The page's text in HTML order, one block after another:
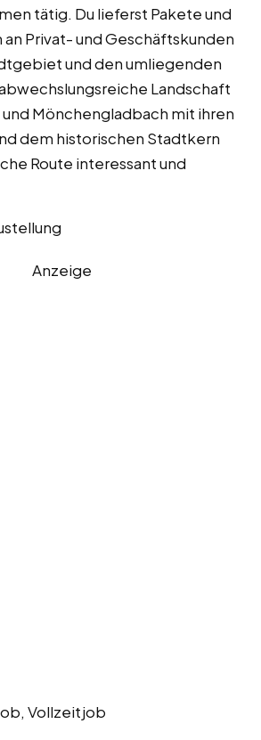
tätig. Du lieferst Pakete und
Privat- und Geschäftskunden
und den umliegenden
Landschaft
Mönchengladbach mit ihren
dem historischen Stadtkern
Route interessant und
Anzeige
Vollzeitjob